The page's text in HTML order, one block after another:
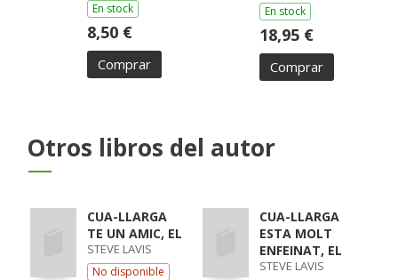
En stock
8,50 €
Comprar
En stock
18,95 €
Comprar
Otros libros del autor
CUA-LLARGA
TE UN AMIC, EL
STEVE LAVIS
No disponible
CUA-LLARGA
ESTA MOLT
ENFEINAT, EL
STEVE LAVIS